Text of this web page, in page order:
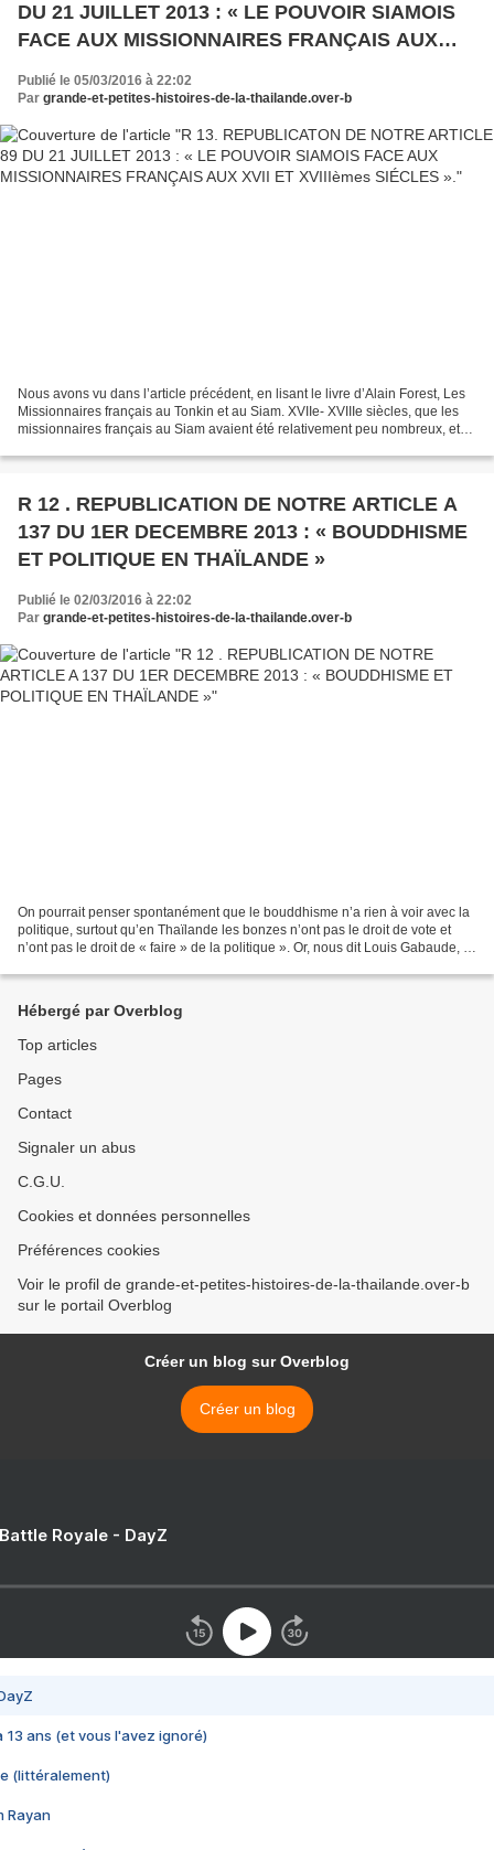
DU 21 JUILLET 2013 : « LE POUVOIR SIAMOIS
FACE AUX MISSIONNAIRES FRANÇAIS AUX
XVII ET XVIIIèmes SIÉCLES ».
Publié le 05/03/2016 à 22:02
Par grande-et-petites-histoires-de-la-thailande.over-b
Nous avons vu dans l’article précédent, en lisant le livre d’Alain Forest, Les
Missionnaires français au Tonkin et au Siam. XVIIe- XVIIIe siècles, que les
missionnaires français au Siam avaient été relativement peu nombreux, et
R 12 . REPUBLICATION DE NOTRE ARTICLE A
137 DU 1ER DECEMBRE 2013 : « BOUDDHISME
ET POLITIQUE EN THAÏLANDE »
Publié le 02/03/2016 à 22:02
Par grande-et-petites-histoires-de-la-thailande.over-b
On pourrait penser spontanément que le bouddhisme n’a rien à voir avec la
politique, surtout qu’en Thaïlande les bonzes n’ont pas le droit de vote et
n’ont pas le droit de « faire » de la politique ». Or, nous dit Louis Gabaude, «
Hébergé par Overblog
Top articles
Pages
Contact
Signaler un abus
C.G.U.
Cookies et données personnelles
Préférences cookies
Voir le profil de grande-et-petites-histoires-de-la-thailande.over-b
sur le portail Overblog
Créer un blog sur Overblog
Créer un blog
Royale - DayZ
13 ans (et vous l'avez ignoré)
(littéralement)
Rayan